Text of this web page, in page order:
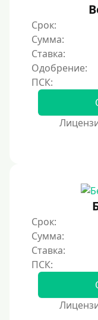
За 15 минут
За час
Срочные
Моментальные
В день обращения
С 19 лет
С 20 лет
С 21 года
С 22 лет
С 23 лет
Срок:
Сумма:
Ставка:
Одобрение:
Срок:
Сумма:
Ставка: